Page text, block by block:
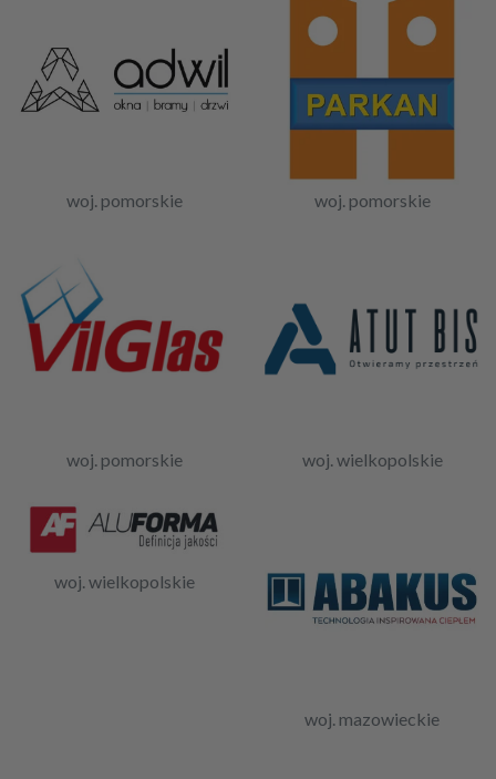
woj. pomorskie woj. pomorskie
woj. pomorskie woj. wielkopolskie
woj. wielkopolskie
woj. mazowieckie